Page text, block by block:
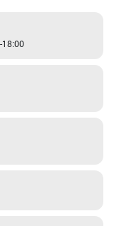
18:00